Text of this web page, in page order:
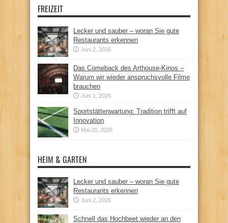
FREIZEIT
Lecker und sauber – woran Sie gute
Restaurants erkennen
Juni 2, 2026
Das Comeback des Arthouse-Kinos –
Warum wir wieder anspruchsvolle Filme
brauchen
Juni 1, 2026
Sportstättenwartung: Tradition trifft auf
Innovation
Mai 20, 2026
HEIM & GARTEN
Lecker und sauber – woran Sie gute
Restaurants erkennen
Juni 2, 2026
Schnell das Hochbeet wieder an den